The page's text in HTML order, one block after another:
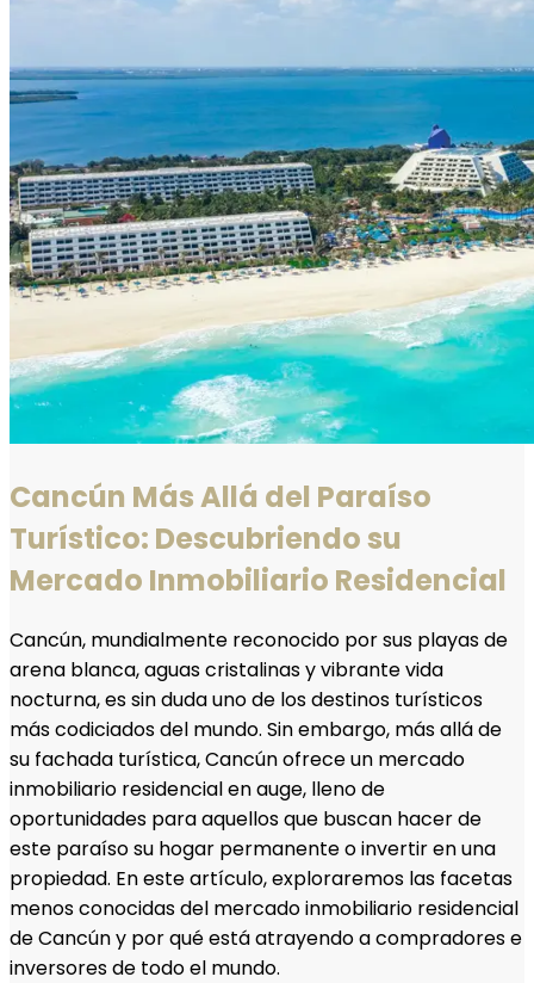
Cancún Más Allá del Paraíso
Turístico: Descubriendo su
Mercado Inmobiliario Residencial
Cancún, mundialmente reconocido por sus playas de
arena blanca, aguas cristalinas y vibrante vida
nocturna, es sin duda uno de los destinos turísticos
más codiciados del mundo. Sin embargo, más allá de
su fachada turística, Cancún ofrece un mercado
inmobiliario residencial en auge, lleno de
oportunidades para aquellos que buscan hacer de
este paraíso su hogar permanente o invertir en una
propiedad. En este artículo, exploraremos las facetas
menos conocidas del mercado inmobiliario residencial
de Cancún y por qué está atrayendo a compradores e
inversores de todo el mundo.